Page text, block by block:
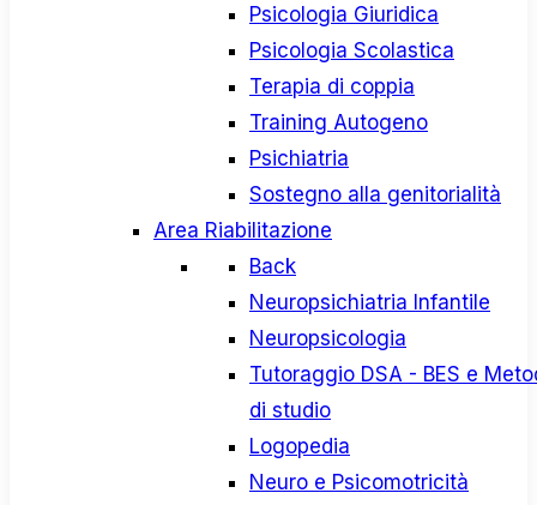
Psicologia Giuridica
Psicologia Scolastica
Terapia di coppia
Training Autogeno
Psichiatria
Sostegno alla genitorialità
Area Riabilitazione
Back
Neuropsichiatria Infantile
Neuropsicologia
Tutoraggio DSA - BES e
di studio
Logopedia
Neuro e Psicomotricità